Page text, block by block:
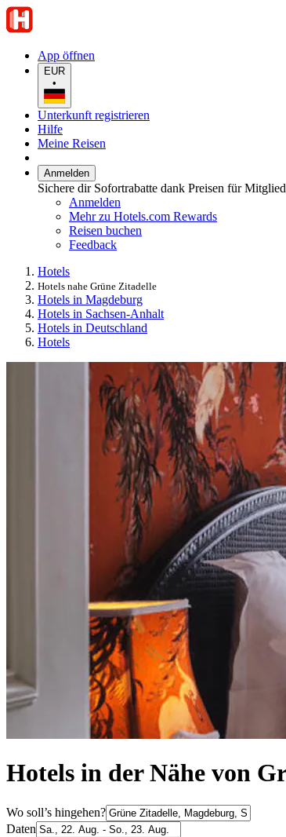
App öffnen
EUR
•
Unterkunft registrieren
Hilfe
Meine Reisen
Anmelden
Sichere dir Sofortrabatte dank Preisen für
Anmelden
Mehr zu Hotels.com Rewards
Reisen buchen
Feedback
Hotels
Hotels nahe Grüne Zitadelle
Hotels in Magdeburg
Hotels in Sachsen-Anhalt
Hotels in Deutschland
Hotels
Hotels in der Nähe von
Wo soll’s hingehen?
Daten